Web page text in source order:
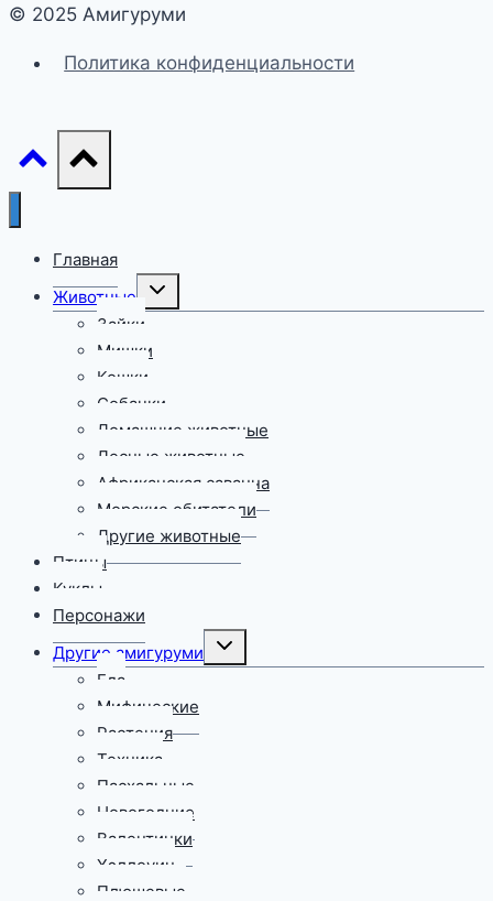
© 2025 Амигуруми
Политика конфиденциальности
Главная
Животные
Переключить
меню
Зайки
Мишки
Кошки
Собачки
Домашние животные
Лесные животные
Африканская саванна
Морские обитатели
Другие животные
Птицы
Куклы
Персонажи
Другие амигуруми
Переключить
меню
Еда
Мифические
Растения
Техника
Пасхальные
Новогодние
Валентинки
Хэллоуин
Плюшевые